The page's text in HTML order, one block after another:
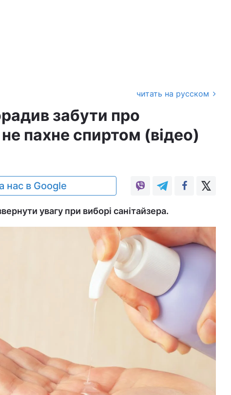
читать на русском
забути про
пахне спиртом (відео)
нас в Google
увагу при виборі санітайзера.